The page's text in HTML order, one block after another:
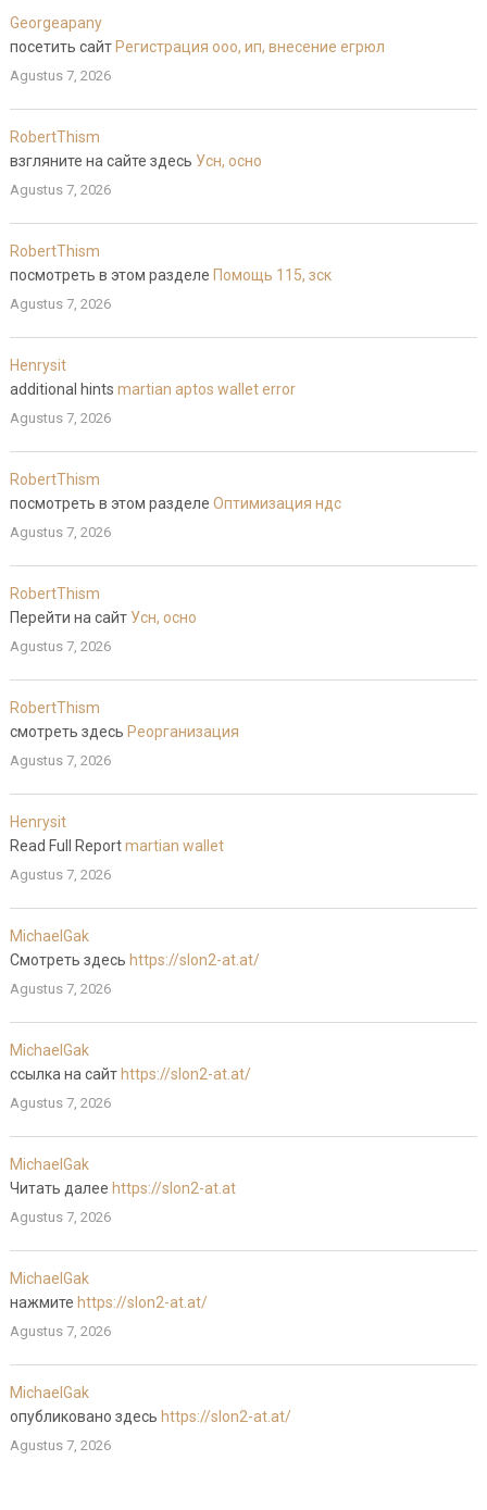
Georgeapany
посетить сайт Регистрация ооо, ип, внесение егрюл
Agustus 7, 2026
RobertThism
взгляните на сайте здесь Усн, осно
Agustus 7, 2026
RobertThism
посмотреть в этом разделе Помощь 115, зск
Agustus 7, 2026
Henrysit
additional hints martian aptos wallet error
Agustus 7, 2026
RobertThism
посмотреть в этом разделе Оптимизация ндс
Agustus 7, 2026
RobertThism
Перейти на сайт Усн, осно
Agustus 7, 2026
RobertThism
смотреть здесь Реорганизация
Agustus 7, 2026
Henrysit
Read Full Reportmartian wallet
Agustus 7, 2026
MichaelGak
Смотреть здесь https://slon2-at.at/
Agustus 7, 2026
MichaelGak
ссылка на сайт https://slon2-at.at/
Agustus 7, 2026
MichaelGak
Читать далее https://slon2-at.at
Agustus 7, 2026
MichaelGak
нажмите https://slon2-at.at/
Agustus 7, 2026
MichaelGak
опубликовано здесь https://slon2-at.at/
Agustus 7, 2026